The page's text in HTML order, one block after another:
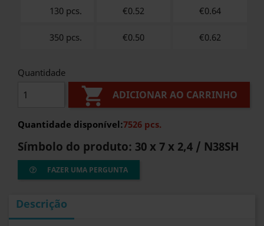
130 pcs. €0.52 €0.64
350 pcs. €0.50 €0.62
Quantidade
 ADICIONAR AO CARRINHO
Quantidade disponível:7526 pcs.
Símbolo do produto: 30 x 7 x 2,4 / N38SH
FAZER UMA PERGUNTA
Descrição